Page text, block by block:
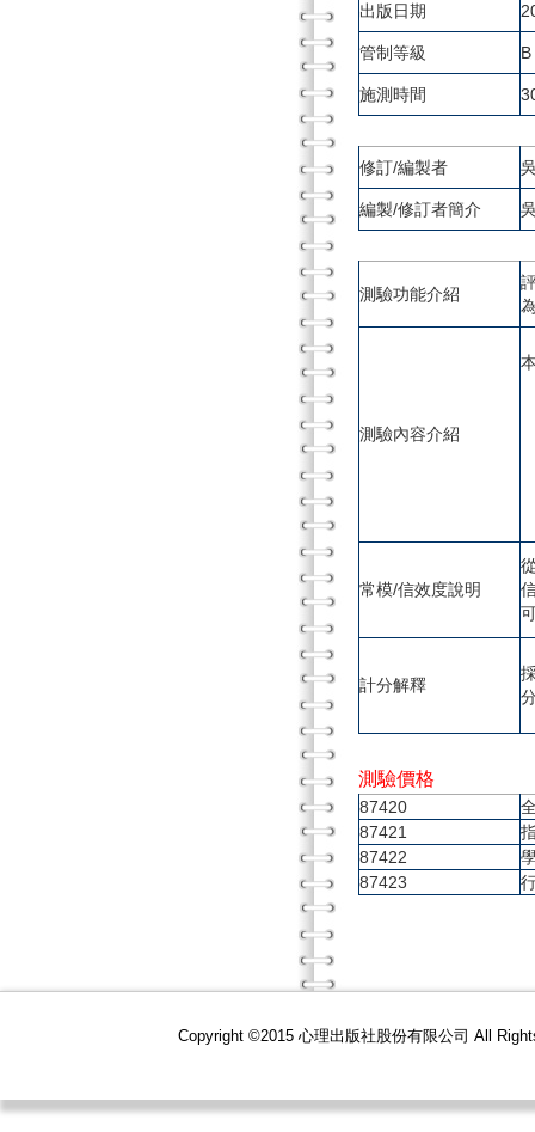
出版日期
管制等級 B
施測時間
修訂/編製者
編製/修訂者簡介
測驗功能介紹
測驗內容介紹
常模/信效度說明
計分解釋
測驗價格
87420
87421
87422
87423
Copyright ©2015 心理出版社股份有限公司 All